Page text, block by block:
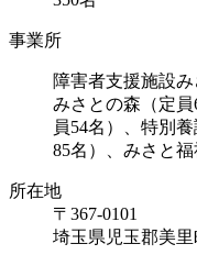
事業所
障害者支援施設
みさとの森（定
員54名）、特別
85名）、みさと福
所在地
〒367-0101
埼玉県児玉郡美里